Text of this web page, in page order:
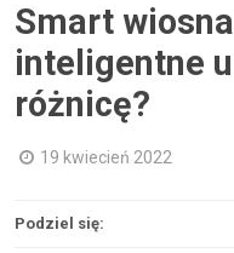
Smart
inteligentne
różnicę?
19 kwiecień 2022
Podziel się: